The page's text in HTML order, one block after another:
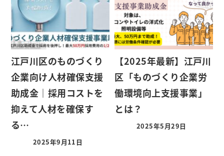
江戸川区のものづくり
企業向け人材確保支援
助成金｜採用コストを
抑えて人材を確保す
る…
2025年9月11日
【2025年最新】江戸川
区「ものづくり企業労
働環境向上支援事業」
とは？
2025年5月29日